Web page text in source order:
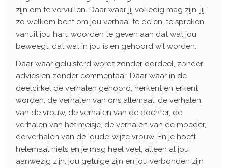
zijn om te vervullen. Daar waar jij volledig mag zijn, jij
zo welkom bent om jou verhaal te delen, te spreken
vanuit jou hart, woorden te geven aan dat wat jou
beweegt, dat wat in jou is en gehoord wil worden.
Daar waar geluisterd wordt zonder oordeel, zonder
advies en zonder commentaar. Daar waar in de
deelcirkel de verhalen gehoord, herkent en erkent
worden, de verhalen van ons allemaal, de verhalen
van de vrouw, de verhalen van de dochter, de
verhalen van het meisje, de verhalen van de moeder,
de verhalen van de ‘oude’ wijze vrouw. En je hoeft
helemaal niets en je mag heel veel, alleen al jou
aanwezig zijn, jou getuige zijn en jou verbonden zijn